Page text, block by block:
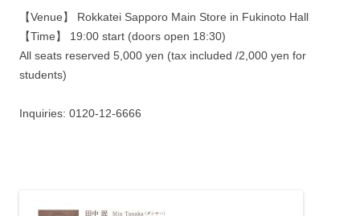
【Venue】 Rokkatei Sapporo Main Store in Fukinoto Hall
【Time】 19:00 start (doors open 18:30)
All seats reserved 5,000 yen (tax included /2,000 yen for
students)
Inquiries: 0120-12-6666